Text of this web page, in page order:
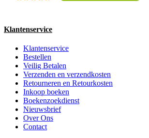
Klantenservice
Klantenservice
Bestellen
Veilig Betalen
Verzenden en verzendkosten
Retourneren en Retourkosten
Inkoop boeken
Boekenzoekdienst
Nieuwsbrief
Over Ons
Contact